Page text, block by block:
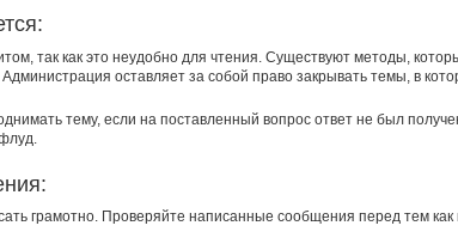
так как это неудобно для чтения. Существуют методы,
оставляет за собой право закрывать темы, в
тему, если на поставленный вопрос ответ не был
грамотно. Проверяйте написанные сообщения перед тем как